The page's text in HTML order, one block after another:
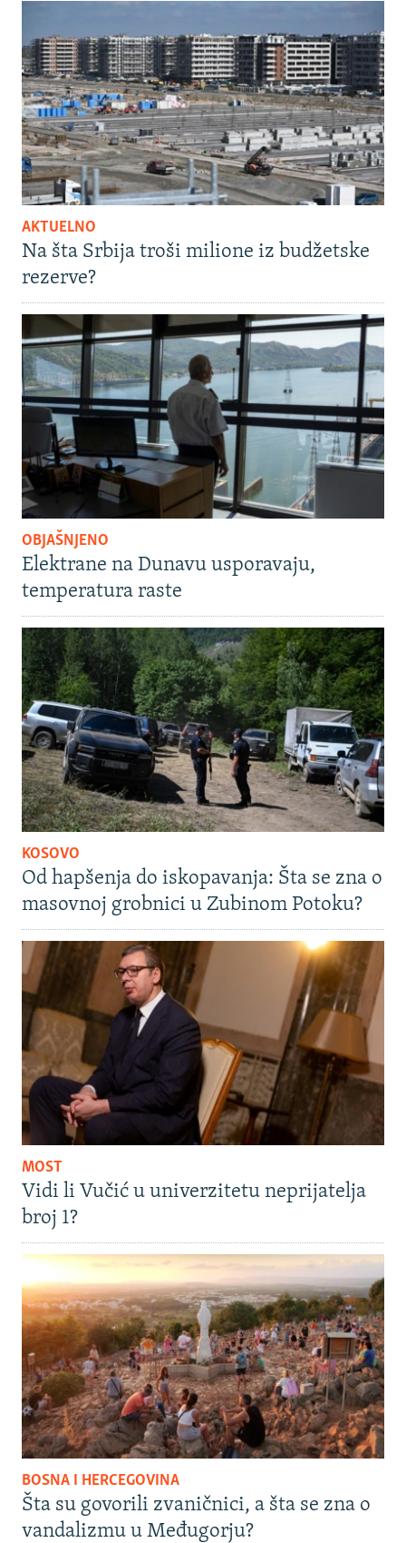
AKTUELNO
Na šta Srbija troši milione iz budžetske
rezerve?
OBJAŠNJENO
Elektrane na Dunavu usporavaju,
temperatura raste
KOSOVO
Od hapšenja do iskopavanja: Šta se zna o
masovnoj grobnici u Zubinom Potoku?
MOST
Vidi li Vučić u univerzitetu neprijatelja
broj 1?
BOSNA I HERCEGOVINA
Šta su govorili zvaničnici, a šta se zna o
vandalizmu u Međugorju?